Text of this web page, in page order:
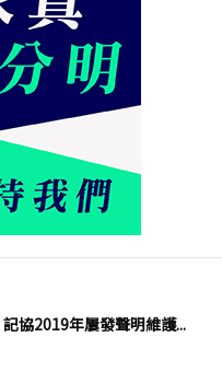
協2019年屢發聲明維護...